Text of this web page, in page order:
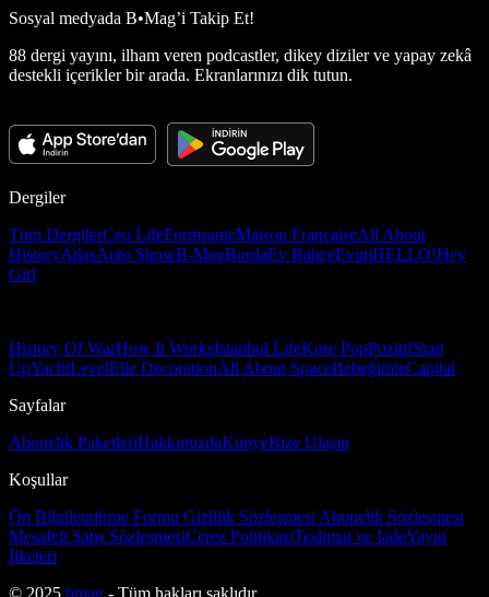
Sosyal medyada B•Mag’i Takip Et!
88 dergi yayını, ilham veren podcastler, dikey diziler ve yapay zekâ
destekli içerikler bir arada. Ekranlarınızı dik tutun.
Dergiler
Tüm DergilerCeo LifeFormsanteMaison FrançaiseAll About
HistoryAtlasAuto ShowB-MagBurdaEv BahçeEvimHELLO!Hey
Girl
History Of WarHow It Worksİstanbul LifeKore PopPozitifStart
UpYachtLevelElle DecorationAll About SpaceBebeğimleCapital
Sayfalar
Abonelik PaketleriHakkımızdaKünyeBize Ulaşın
Koşullar
Ön Bilgilendirme Formu Gizlilik Sözleşmesi Abonelik Sözleşmesi
Mesafeli Satış SözleşmesiÇerez PolitikasıTeslimat ve İadeYayın
İlkeleri
© 2025 bmag - Tüm hakları saklıdır.